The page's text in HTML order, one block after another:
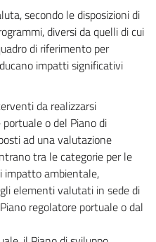
BIS
AMBIENTALE))
secondo le disposizioni di
diversi da quelli di cui
di riferimento per
impatti significativi
da realizzarsi
o del Piano di
ad una valutazione
tra le categorie per le
impatto ambientale,
elementi valutati in sede di
regolatore portuale o dal